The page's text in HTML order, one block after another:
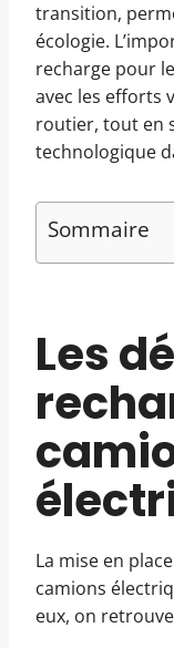
transition,
écologie.
recharge pour
avec les efforts
routier, tout en
technologique
Sommaire
Les
La mise en
camions
eux, on